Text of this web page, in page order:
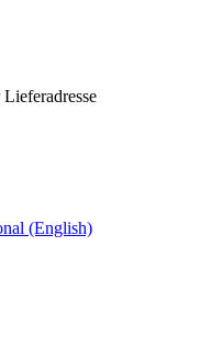
(English)